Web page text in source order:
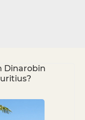
Dinarobin